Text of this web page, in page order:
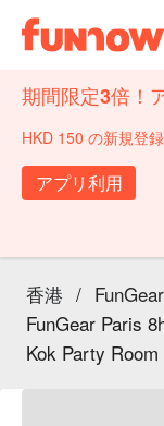
期間限定3倍！
HKD 150 の新規登
アプリ利用
香港 /
FunGear Paris
Kok Party Room